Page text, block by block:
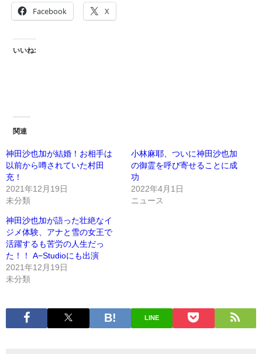
Facebook X
いいね:
関連
神田沙也加が結婚！お相手は
以前から噂されていた村田
充！
2021年12月19日
未分類
小林麻耶、ついに神田沙也加
の御霊を呼び寄せることに成
功
2022年4月1日
ニュース
神田沙也加が語った壮絶なイ
ジメ体験、アナと雪の女王で
活躍するも苦労の人生だっ
た！！ A−Studioにも出演
2021年12月19日
未分類
LINE